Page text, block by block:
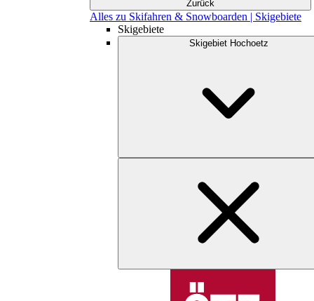
Zurück
Alles zu Skifahren & Snowboarden | Skigebiete
Skigebiete
Skigebiet Hochoetz